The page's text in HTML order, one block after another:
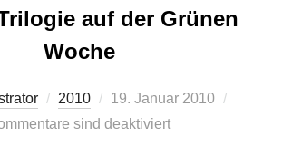
auf der Grünen
Woche
2010
Veröffentlicht
am
19. Januar 2010
sind deaktiviert